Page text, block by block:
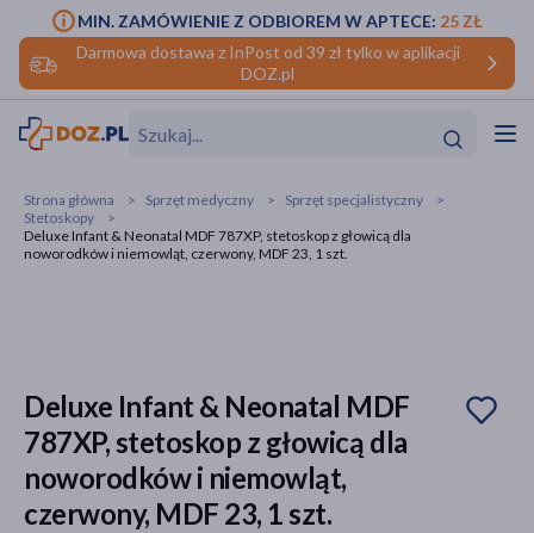
Darmowa dostawa z InPost od 39 zł tylko w aplikacji
DOZ.pl
MIN. ZAMÓWIENIE Z ODBIOREM W APTECE: 25 ZŁ
Strona główna Sprzęt medyczny
Sprzęt specjalistyczny
Stetoskopy
Deluxe Infant & Neonatal MDF 787XP, stetoskop z głowicą dla
noworodków i niemowląt, czerwony, MDF 23, 1 szt.
Deluxe Infant & Neonatal MDF
787XP, stetoskop z głowicą dla
noworodków i niemowląt,
czerwony, MDF 23, 1 szt.